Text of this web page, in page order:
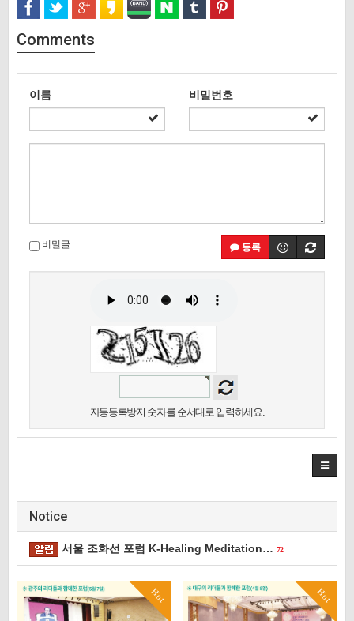
Comments
이름 비밀번호
등록
비밀글
자동등록방지 숫자를 순서대로 입력하세요.
Notice
서울 조화선 포럼 K-Healing Meditation… 72
Hot Hot